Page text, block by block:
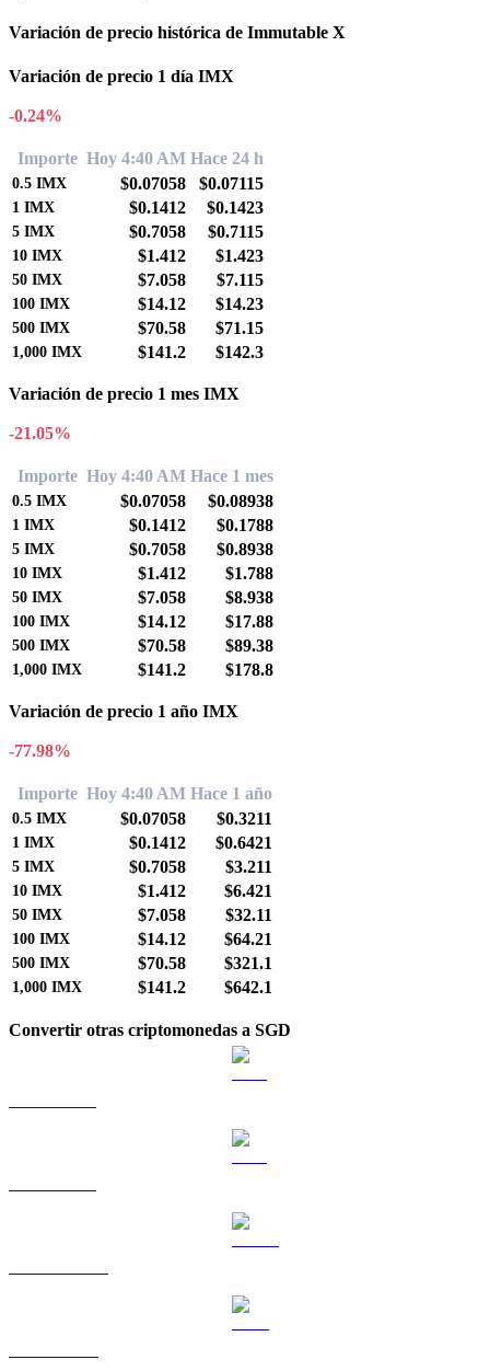
Variación de precio histórica de Immutable X
Variación de precio 1 día IMX
-0.24%
Importe Hoy 4:40 AM Hace 24 h
0.5 IMX $0.07058 $0.07115
1 IMX $0.1412 $0.1423
5 IMX $0.7058 $0.7115
10 IMX $1.412 $1.423
50 IMX $7.058 $7.115
100 IMX $14.12 $14.23
500 IMX $70.58 $71.15
1,000 IMX $141.2 $142.3
Variación de precio 1 mes IMX
-21.05%
Importe Hoy 4:40 AM Hace 1 mes
0.5 IMX $0.07058 $0.08938
1 IMX $0.1412 $0.1788
5 IMX $0.7058 $0.8938
10 IMX $1.412 $1.788
50 IMX $7.058 $8.938
100 IMX $14.12 $17.88
500 IMX $70.58 $89.38
1,000 IMX $141.2 $178.8
Variación de precio 1 año IMX
-77.98%
Importe Hoy 4:40 AM Hace 1 año
0.5 IMX $0.07058 $0.3211
1 IMX $0.1412 $0.6421
5 IMX $0.7058 $3.211
10 IMX $1.412 $6.421
50 IMX $7.058 $32.11
100 IMX $14.12 $64.21
500 IMX $70.58 $321.1
1,000 IMX $141.2 $642.1
Convertir otras criptomonedas a SGD